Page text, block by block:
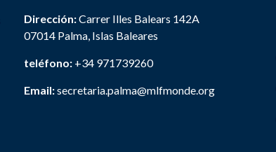
Dirección:Carrer Illes Balears 142A
07014 Palma, Islas Baleares
teléfono: +34 971739260
Email:secretaria.palma@mlfmonde.org